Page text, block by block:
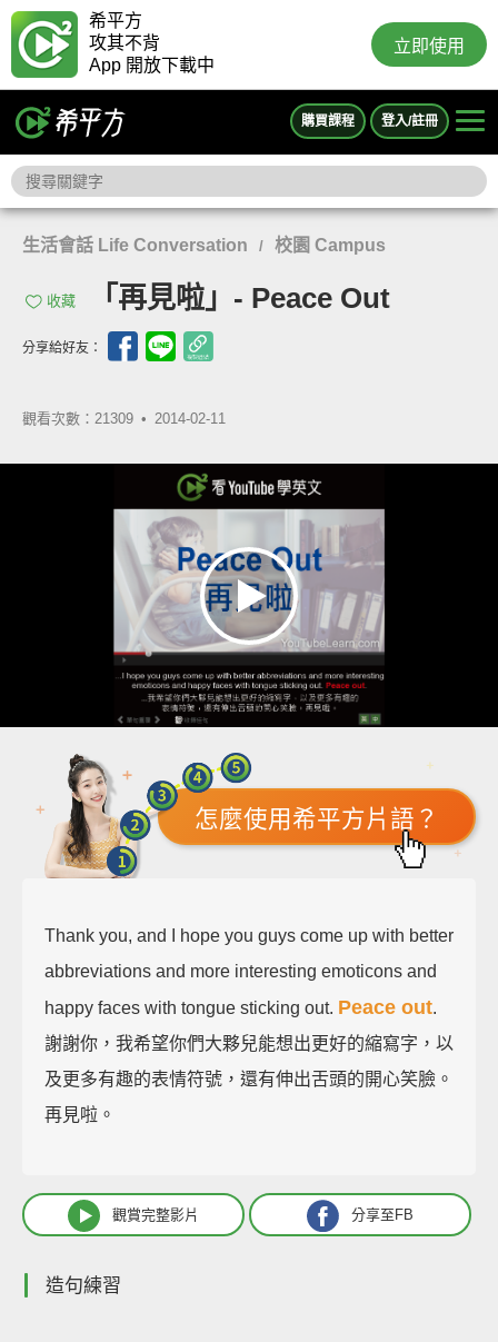
希平方
攻其不背
App 開放下載中
立即使用
購買課程 登入/註冊
生活會話 Life Conversation / 校園 Campus
收藏 「再見啦」- Peace Out
分享給好友：
觀看次數：21309 • 2014-02-11
怎麼使用希平方片語？
Thank you, and I hope you guys come up with better
abbreviations and more interesting emoticons and
happy faces with tongue sticking out. Peace out.
謝謝你，我希望你們大夥兒能想出更好的縮寫字，以
及更多有趣的表情符號，還有伸出舌頭的開心笑臉。
再見啦。
觀賞完整影片 分享至FB
造句練習